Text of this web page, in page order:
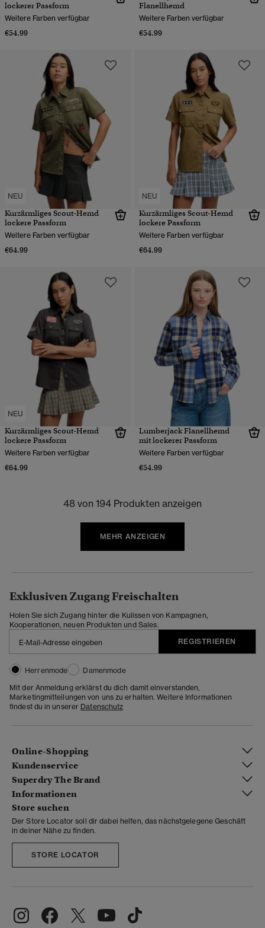
lockerer Passform
Weitere Farben verfügbar
€54.99
Flanellhemd
Weitere Farben verfügbar
€54.99
NEU
Kurzärmliges Scout-Hemd
lockere Passform
Weitere Farben verfügbar
€64.99
NEU
Kurzärmliges Scout-Hemd
lockere Passform
Weitere Farben verfügbar
€64.99
NEU
Kurzärmliges Scout-Hemd
lockere Passform
Weitere Farben verfügbar
€64.99
Lumberjack Flanellhemd
mit lockerer Passform
Weitere Farben verfügbar
€54.99
48 von 194 Produkten anzeigen
MEHR ANZEIGEN
Exklusiven Zugang Freischalten
Holen Sie sich Zugang hinter die Kulissen von Kampagnen,
Kooperationen, neuen Produkten und Sales.
REGISTRIEREN
Herrenmode
Damenmode
Mit der Anmeldung erklärst du dich damit einverstanden,
Marketingmitteilungen von uns zu erhalten. Weitere Informationen
findest du in unserer Datenschutz
Online-Shopping
Kundenservice
Superdry The Brand
Informationen
Store suchen
Der Store Locator soll dir dabei helfen, das nächstgelegene Geschäft
in deiner Nähe zu finden.
STORE LOCATOR